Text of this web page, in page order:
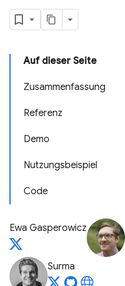
Auf dieser Seite
Zusammenfassung
Referenz
Demo
Nutzungsbeispiel
Code
Ewa Gasperowicz
Surma